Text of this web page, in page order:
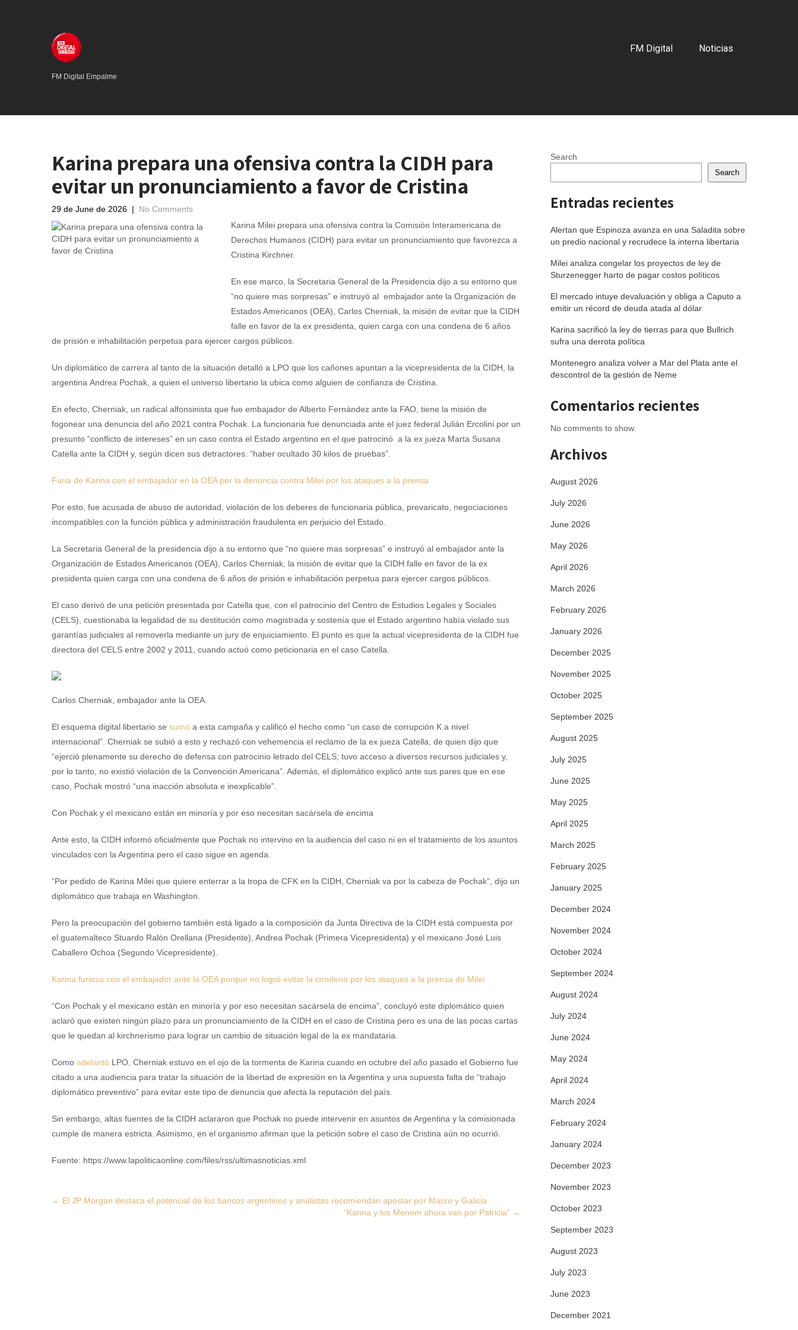
FM Digital Empalme
FM Digital Noticias
Karina prepara una ofensiva contra la CIDH para
evitar un pronunciamiento a favor de Cristina
29 de June de 2026 | No Comments
Karina Milei prepara una ofensiva contra la Comisión Interamericana de
Derechos Humanos (CIDH) para evitar un pronunciamiento que favorezca a
Cristina Kirchner.
En ese marco, la Secretaria General de la Presidencia dijo a su entorno que
“no quiere mas sorpresas” e instruyó al embajador ante la Organización de
Estados Americanos (OEA), Carlos Cherniak, la misión de evitar que la CIDH
falle en favor de la ex presidenta, quien carga con una condena de 6 años
de prisión e inhabilitación perpetua para ejercer cargos públicos.
Un diplomático de carrera al tanto de la situación detalló a LPO que los cañones apuntan a la vicepresidenta de la CIDH, la
argentina Andrea Pochak, a quien el universo libertario la ubica como alguien de confianza de Cristina.
En efecto, Cherniak, un radical alfonsinista que fue embajador de Alberto Fernández ante la FAO, tiene la misión de
fogonear una denuncia del año 2021 contra Pochak. La funcionaria fue denunciada ante el juez federal Julián Ercolini por un
presunto “conflicto de intereses” en un caso contra el Estado argentino en el que patrocinó a la ex jueza Marta Susana
Catella ante la CIDH y, según dicen sus detractores. “haber ocultado 30 kilos de pruebas”.
Furia de Karina con el embajador en la OEA por la denuncia contra Milei por los ataques a la prensa
Por esto, fue acusada de abuso de autoridad, violación de los deberes de funcionaria pública, prevaricato, negociaciones
incompatibles con la función pública y administración fraudulenta en perjuicio del Estado.
La Secretaria General de la presidencia dijo a su entorno que “no quiere mas sorpresas” e instruyó al embajador ante la
Organización de Estados Americanos (OEA), Carlos Cherniak, la misión de evitar que la CIDH falle en favor de la ex
presidenta quien carga con una condena de 6 años de prisión e inhabilitación perpetua para ejercer cargos públicos.
El caso derivó de una petición presentada por Catella que, con el patrocinio del Centro de Estudios Legales y Sociales
(CELS), cuestionaba la legalidad de su destitución como magistrada y sostenía que el Estado argentino había violado sus
garantías judiciales al removerla mediante un jury de enjuiciamiento. El punto es que la actual vicepresidenta de la CIDH fue
directora del CELS entre 2002 y 2011, cuando actuó como peticionaria en el caso Catella.
Carlos Cherniak, embajador ante la OEA.
El esquema digital libertario se sumó a esta campaña y calificó el hecho como “un caso de corrupción K a nivel
internacional”. Cherniak se subió a esto y rechazó con vehemencia el reclamo de la ex jueza Catella, de quien dijo que
“ejerció plenamente su derecho de defensa con patrocinio letrado del CELS; tuvo acceso a diversos recursos judiciales y,
por lo tanto, no existió violación de la Convención Americana”. Además, el diplomático explicó ante sus pares que en ese
caso, Pochak mostró “una inacción absoluta e inexplicable”.
Con Pochak y el mexicano están en minoría y por eso necesitan sacársela de encima
Ante esto, la CIDH informó oficialmente que Pochak no intervino en la audiencia del caso ni en el tratamiento de los asuntos
vinculados con la Argentina pero el caso sigue en agenda.
“Por pedido de Karina Milei que quiere enterrar a la tropa de CFK en la CIDH, Cherniak va por la cabeza de Pochak”, dijo un
diplomático que trabaja en Washington.
Pero la preocupación del gobierno también está ligado a la composición da Junta Directiva de la CIDH está compuesta por
el guatemalteco Stuardo Ralón Orellana (Presidente), Andrea Pochak (Primera Vicepresidenta) y el mexicano José Luis
Caballero Ochoa (Segundo Vicepresidente).
Karina furiosa con el embajador ante la OEA porque no logró evitar la condena por los ataques a la prensa de Milei
“Con Pochak y el mexicano están en minoría y por eso necesitan sacársela de encima”, concluyó este diplomático quien
aclaró que existen ningún plazo para un pronunciamiento de la CIDH en el caso de Cristina pero es una de las pocas cartas
que le quedan al kirchnerismo para lograr un cambio de situación legal de la ex mandataria.
Como adelantó LPO, Cherniak estuvo en el ojo de la tormenta de Karina cuando en octubre del año pasado el Gobierno fue
citado a una audiencia para tratar la situación de la libertad de expresión en la Argentina y una supuesta falta de “trabajo
diplomático preventivo” para evitar este tipo de denuncia que afecta la reputación del país.
Sin embargo, altas fuentes de la CIDH aclararon que Pochak no puede intervenir en asuntos de Argentina y la comisionada
cumple de manera estricta. Asimismo, en el organismo afirman que la petición sobre el caso de Cristina aún no ocurrió.
Fuente: https://www.lapoliticaonline.com/files/rss/ultimasnoticias.xml
Post
← El JP Morgan destaca el potencial de los bancos argentinos y analistas recomiendan apostar por Macro y Galicia
“Karina y los Menem ahora van por Patricia” →
Search
Search
Entradas recientes
Alertan que Espinoza avanza en una Saladita sobre
un predio nacional y recrudece la interna libertaria
Milei analiza congelar los proyectos de ley de
Sturzenegger harto de pagar costos políticos
El mercado intuye devaluación y obliga a Caputo a
emitir un récord de deuda atada al dólar
Karina sacrificó la ley de tierras para que Bullrich
sufra una derrota política
Montenegro analiza volver a Mar del Plata ante el
descontrol de la gestión de Neme
Comentarios recientes
No comments to show.
Archivos
August 2026
July 2026
June 2026
May 2026
April 2026
March 2026
February 2026
January 2026
December 2025
November 2025
October 2025
September 2025
August 2025
July 2025
June 2025
May 2025
April 2025
March 2025
February 2025
January 2025
December 2024
November 2024
October 2024
September 2024
August 2024
July 2024
June 2024
May 2024
April 2024
March 2024
February 2024
January 2024
December 2023
November 2023
October 2023
September 2023
August 2023
July 2023
June 2023
December 2021